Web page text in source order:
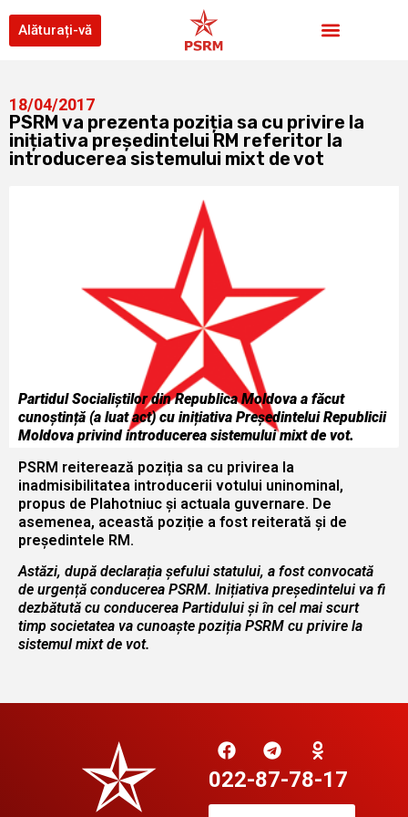
Alăturați-vă
18/04/2017
PSRM va prezenta poziția sa cu privire la
inițiativa președintelui RM referitor la
introducerea sistemului mixt de vot
Partidul Socialiștilor din Republica Moldova a făcut
cunoștință (a luat act) cu inițiativa Președintelui Republicii
Moldova privind introducerea sistemului mixt de vot.
PSRM reiterează poziția sa cu privirea la
inadmisibilitatea introducerii votului uninominal,
propus de Plahotniuc și actuala guvernare. De
asemenea, această poziție a fost reiterată și de
președintele RM.
Astăzi, după declarația șefului statului, a fost convocată
de urgență conducerea PSRM. Inițiativa președintelui va fi
dezbătută cu conducerea Partidului și în cel mai scurt
timp societatea va cunoaște poziția PSRM cu privire la
sistemul mixt de vot.
022-87-78-17